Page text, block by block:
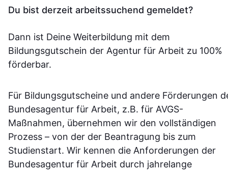
Du bist derzeit arbeitssuchend gemeldet?
Dann ist Deine Weiterbildung mit dem
Bildungsgutschein der Agentur für Arbeit zu 100%
förderbar.
Für Bildungsgutscheine und andere Förderungen
Bundesagentur für Arbeit, z.B. für AVGS-
Maßnahmen, übernehmen wir den vollständigen
Prozess – von der der Beantragung bis zum
Studienstart. Wir kennen die Anforderungen der
Bundesagentur für Arbeit durch jahrelange